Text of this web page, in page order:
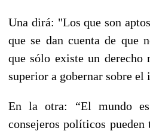
Una dirá: "Los que son
que se dan cuenta de que
que sólo existe un derecho
superior a gobernar sobre el
En la otra: “El mundo
consejeros políticos pueden